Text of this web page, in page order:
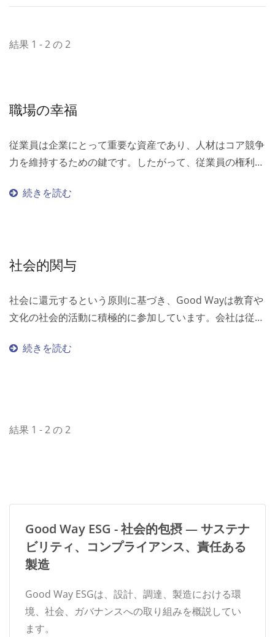
結果 1 - 2 の 2
職場の幸福
従業員は企業にとって重要な資産であり、人材はコア競争
力を維持するための鍵です。したがって、従業員の権利を
的な人材育成の枠組みを確立することは、持続可能な企業
続きを読む
社会的関与
社会に還元するという原則に基づき、Good Wayは教育や
文化の社会的活動に積極的に参加しています。会社は従業
励し、愛を広め、他者を思いやり、地域社会に奉仕し、地
続きを読む
結果 1 - 2 の 2
Good Way ESG - 社会的包摂 — サステナ
ビリティ、コンプライアンス、責任ある
製造
Good Way ESGは、設計、調達、製造における環
境、社会、ガバナンスへの取り組みを概説してい
ます。